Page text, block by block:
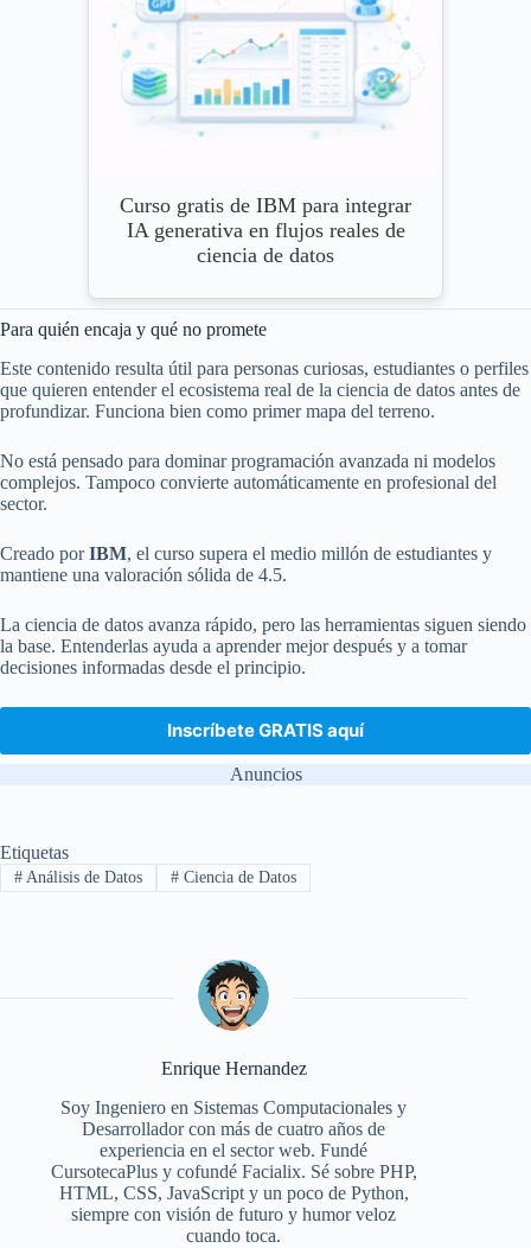
Curso gratis de IBM para integrar
IA generativa en flujos reales de
ciencia de datos
Para quién encaja y qué no promete
Este contenido resulta útil para personas curiosas, estudiantes o perfiles
que quieren entender el ecosistema real de la ciencia de datos antes de
profundizar. Funciona bien como primer mapa del terreno.
No está pensado para dominar programación avanzada ni modelos
complejos. Tampoco convierte automáticamente en profesional del
sector.
Creado porIBM, el curso supera el medio millón de estudiantes y
mantiene una valoración sólida de 4.5.
La ciencia de datos avanza rápido, pero las herramientas siguen siendo
la base. Entenderlas ayuda a aprender mejor después y a tomar
decisiones informadas desde el principio.
Inscríbete GRATIS aquí
Anuncios
Etiquetas
#Análisis de Datos #Ciencia de Datos
Enrique Hernandez
Soy Ingeniero en Sistemas Computacionales y
Desarrollador con más de cuatro años de
experiencia en el sector web. Fundé
CursotecaPlus y cofundé Facialix. Sé sobre PHP,
HTML, CSS, JavaScript y un poco de Python,
siempre con visión de futuro y humor veloz
cuando toca.